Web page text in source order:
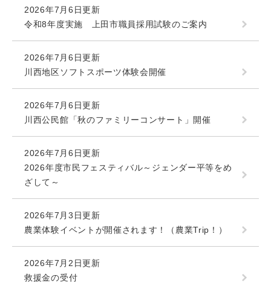
2026年7月6日更新
令和8年度実施 上田市職員採用試験のご案内
2026年7月6日更新
川西地区ソフトスポーツ体験会開催
2026年7月6日更新
川西公民館「秋のファミリーコンサート」開催
2026年7月6日更新
2026年度市民フェスティバル～ジェンダー平等をめ
ざして～
2026年7月3日更新
農業体験イベントが開催されます！（農業Trip！）
2026年7月2日更新
救援金の受付